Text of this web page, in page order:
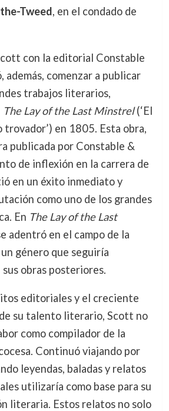
Tweed, en el condado de
con la editorial Constable
además, comenzar a publicar
trabajos literarios,
The Lay of the Last Minstrel(‘El
en 1805. Esta obra,
publicada por Constable &
de inflexión en la carrera de
en un éxito inmediato y
como uno de los grandes
En The Lay of the Last
adentró en el campo de la
género que seguiría
obras posteriores.
editoriales y el creciente
su talento literario, Scott no
como compilador de la
Continuó viajando por
leyendas, baladas y relatos
utilizaría como base para su
literaria. Estos relatos no solo